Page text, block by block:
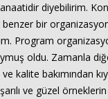
diyebilirim.
bir
Program
oldu. Zamanla
kalite bakımından
ve güzel örneklerin